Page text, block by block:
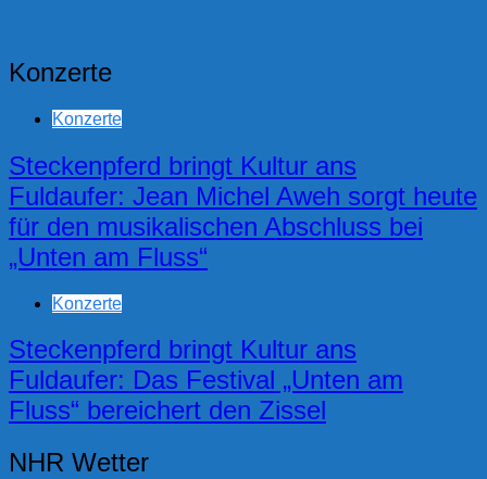
Konzerte
Konzerte
Steckenpferd bringt Kultur ans
Fuldaufer: Jean Michel Aweh sorgt heute
für den musikalischen Abschluss bei
„Unten am Fluss“
Konzerte
Steckenpferd bringt Kultur ans
Fuldaufer: Das Festival „Unten am
Fluss“ bereichert den Zissel
NHR Wetter